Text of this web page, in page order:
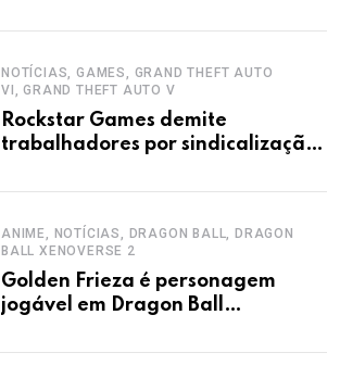
NOTÍCIAS, GAMES, GRAND THEFT AUTO
VI, GRAND THEFT AUTO V
Rockstar Games demite
trabalhadores por sindicalização,
ANIME, NOTÍCIAS, DRAGON BALL, DRAGON
BALL XENOVERSE 2
Golden Frieza é personagem
jogável em Dragon Ball